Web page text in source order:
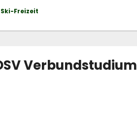
Ski-Freizeit
Verbundstudium